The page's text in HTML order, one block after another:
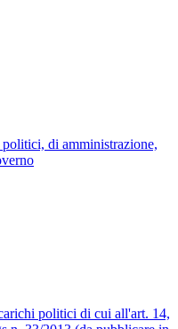
di amministrazione,
politici di cui all'art. 14,